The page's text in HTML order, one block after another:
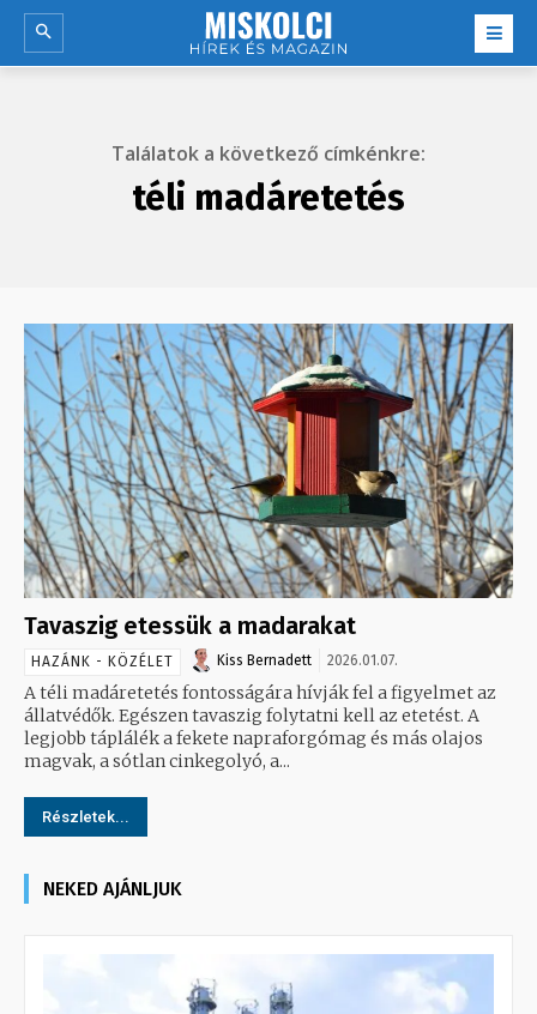
Találatok a következő címkénkre:
téli madáretetés
Tavaszig etessük a madarakat
HAZÁNK - KÖZÉLET Kiss Bernadett 2026.01.07.
A téli madáretetés fontosságára hívják fel a figyelmet az
állatvédők. Egészen tavaszig folytatni kell az etetést. A
legjobb táplálék a fekete napraforgómag és más olajos
magvak, a sótlan cinkegolyó, a...
Részletek...
NEKED AJÁNLJUK